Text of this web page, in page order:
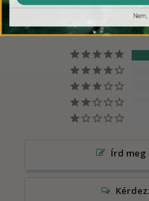
5,0
Írd meg